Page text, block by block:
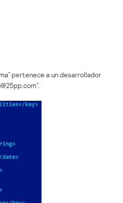
pertenece a un desarrollador